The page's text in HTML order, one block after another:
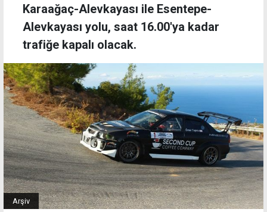
Karaağaç-Alevkayası ile Esentepe-
Alevkayası yolu, saat 16.00'ya kadar
trafiğe kapalı olacak.
Arşiv